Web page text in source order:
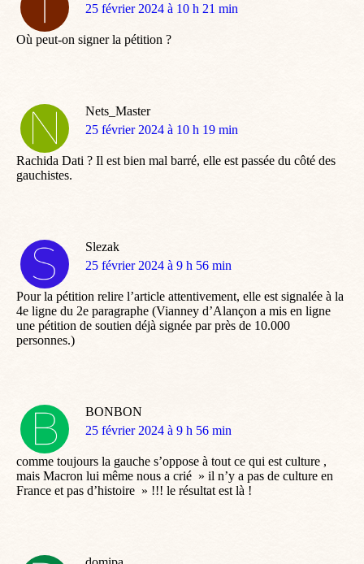
dit
25 février 2024 à 10 h 21 min
Où peut-on signer la pétition ?
Nets_Master
dit
25 février 2024 à 10 h 19 min
Rachida Dati ? Il est bien mal barré, elle est passée du côté des
gauchistes.
Slezak
dit
25 février 2024 à 9 h 56 min
Pour la pétition relire l’article attentivement, elle est signalée à la
4e ligne du 2e paragraphe (Vianney d’Alançon a mis en ligne
une pétition de soutien déjà signée par près de 10.000
personnes.)
BONBON
dit
25 février 2024 à 9 h 56 min
comme toujours la gauche s’oppose à tout ce qui est culture ,
mais Macron lui même nous a crié » il n’y a pas de culture en
France et pas d’histoire » !!! le résultat est là !